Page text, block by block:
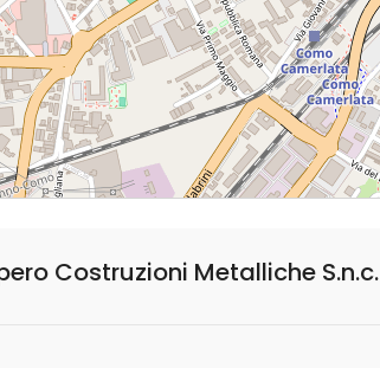
Costruzioni Metalliche S.n.c.